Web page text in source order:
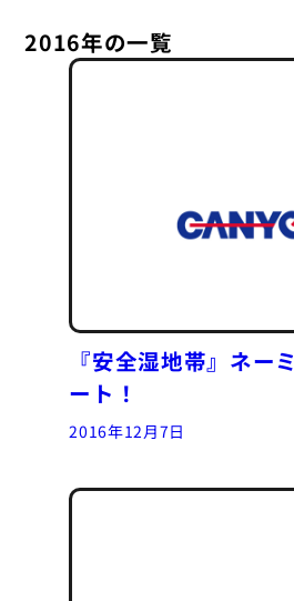
2016年の一覧
『安全湿地帯』ネー
ート！
2016年12月7日